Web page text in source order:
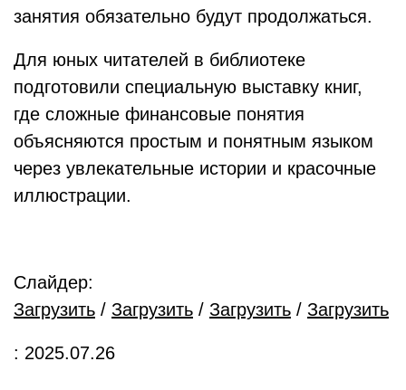
занятия обязательно будут продолжаться.
Для юных читателей в библиотеке
подготовили специальную выставку книг,
где сложные финансовые понятия
объясняются простым и понятным языком
через увлекательные истории и красочные
иллюстрации.
Слайдер:
Загрузить / Загрузить / Загрузить / Загрузить
: 2025.07.26